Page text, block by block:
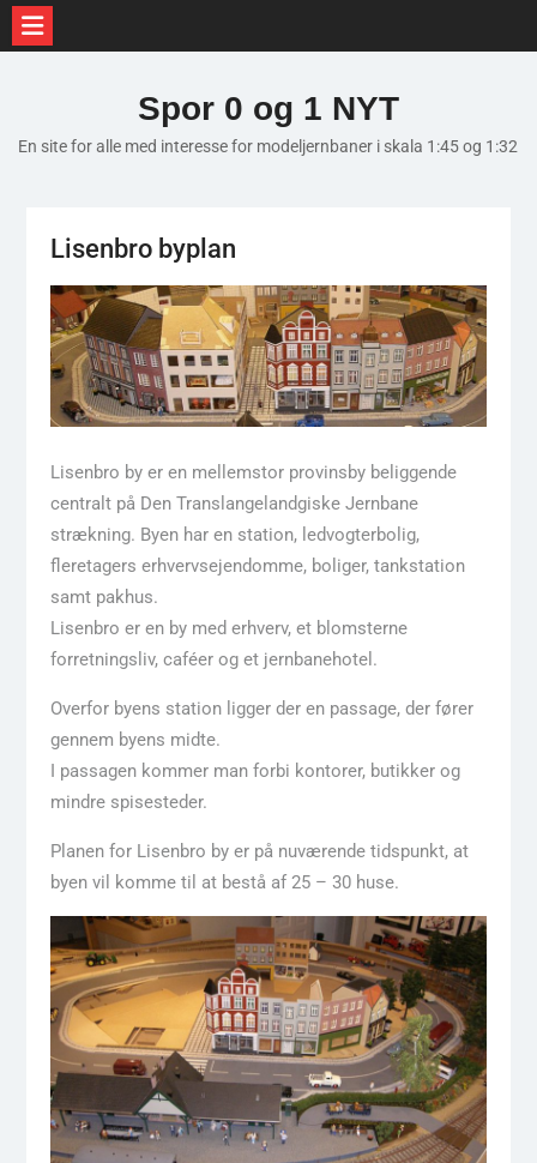
Spor 0 og 1 NYT
En site for alle med interesse for modeljernbaner i skala 1:45 og 1:32
Lisenbro byplan
Lisenbro by er en mellemstor provinsby beliggende
centralt på Den Translangelandgiske Jernbane
strækning. Byen har en station, ledvogterbolig,
fleretagers erhvervsejendomme, boliger, tankstation
samt pakhus.
Lisenbro er en by med erhverv, et blomsterne
forretningsliv, caféer og et jernbanehotel.
Overfor byens station ligger der en passage, der fører
gennem byens midte.
I passagen kommer man forbi kontorer, butikker og
mindre spisesteder.
Planen for Lisenbro by er på nuværende tidspunkt, at
byen vil komme til at bestå af 25 – 30 huse.